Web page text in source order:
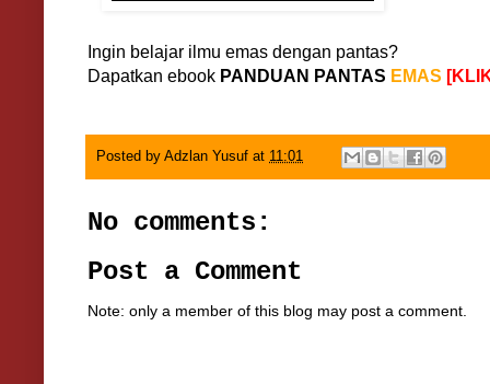
Ingin belajar ilmu emas dengan pantas?
Dapatkan ebook PANDUAN PANTAS EMAS
Posted by Adzlan Yusuf at 11:01
No comments:
Post a Comment
Note: only a member of this blog may post a comment.